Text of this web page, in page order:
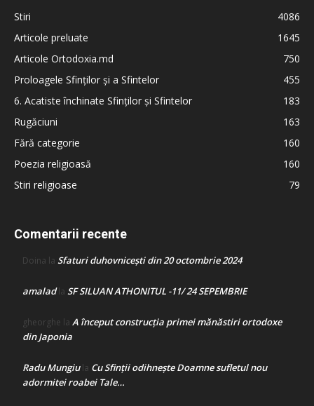
Stiri
4086
Articole preluate
1645
Articole Ortodoxia.md
750
Proloagele Sfinților și a Sfintelor
455
6. Acatiste închinate Sfinților și Sfintelor
183
Rugăciuni
163
Fără categorie
160
Poezia religioasă
160
Stiri religioase
79
Comentarii recente
Doina la Sfaturi duhovnicești din 20 octombrie 2024
amaladla SF SILUAN ATHONITUL -11/ 24 SEPEMBRIE
gheorghe la A început construcţia primei mănăstiri ortodoxe
din Japonia
Radu Mungiula Cu Sfinții odihnește Doamne sufletul nou
adormitei roabei Tale…